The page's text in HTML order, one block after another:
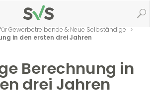
& Beiträge
Zahlung
Gewerbetreibende & Neue Selbständige
in den ersten drei Jahren
Berechnung in
drei Jahren